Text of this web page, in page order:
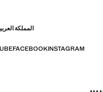
المملكة
INSTAGRAM
FACEBOOK